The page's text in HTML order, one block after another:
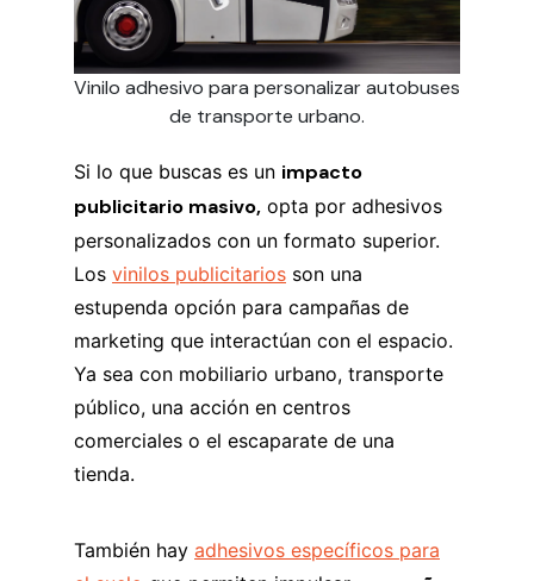
Vinilo adhesivo para personalizar autobuses
de transporte urbano.
Si lo que buscas es un impacto
publicitario masivo, opta por adhesivos
personalizados con un formato superior.
Los vinilos publicitarios son una
estupenda opción para campañas de
marketing que interactúan con el espacio.
Ya sea con mobiliario urbano, transporte
público, una acción en centros
comerciales o el escaparate de una
tienda.
También hay adhesivos específicos para